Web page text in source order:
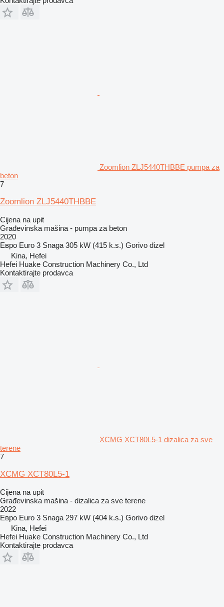
Zoomlion ZLJ5440THBBE pumpa za
beton
7
Zoomlion ZLJ5440THBBE
Cijena na upit
Građevinska mašina - pumpa za beton
2020
Евро Euro 3 Snaga 305 kW (415 k.s.) Gorivo dizel
Kina, Hefei
Hefei Huake Construction Machinery Co., Ltd
Kontaktirajte prodavca
XCMG XCT80L5-1 dizalica za sve
terene
7
XCMG XCT80L5-1
Cijena na upit
Građevinska mašina - dizalica za sve terene
2022
Евро Euro 3 Snaga 297 kW (404 k.s.) Gorivo dizel
Kina, Hefei
Hefei Huake Construction Machinery Co., Ltd
Kontaktirajte prodavca